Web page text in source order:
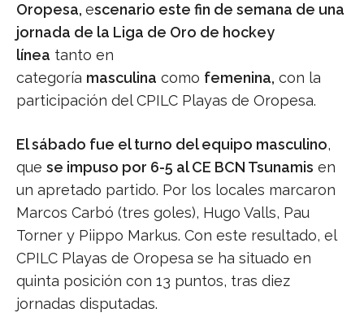
Oropesa, escenario este fin de semana de una
jornada de la Liga de Oro de hockey
línea tanto en
categoría masculina como femenina, con la
participación del CPILC Playas de Oropesa.
El sábado fue el turno del equipo masculino,
que se impuso por 6-5 al CE BCN Tsunamis en
un apretado partido. Por los locales marcaron
Marcos Carbó (tres goles), Hugo Valls, Pau
Torner y Piippo Markus. Con este resultado, el
CPILC Playas de Oropesa se ha situado en
quinta posición con 13 puntos, tras diez
jornadas disputadas.